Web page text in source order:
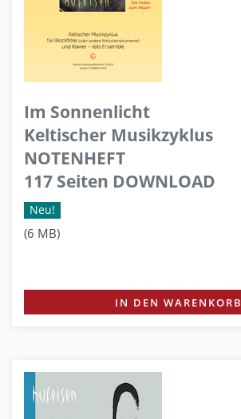
Im Sonnenlicht
Keltischer Musikzyklus
NOTENHEFT
117 Seiten DOWNLOAD
Neu!
(6 MB)
IN DEN WARENKORB